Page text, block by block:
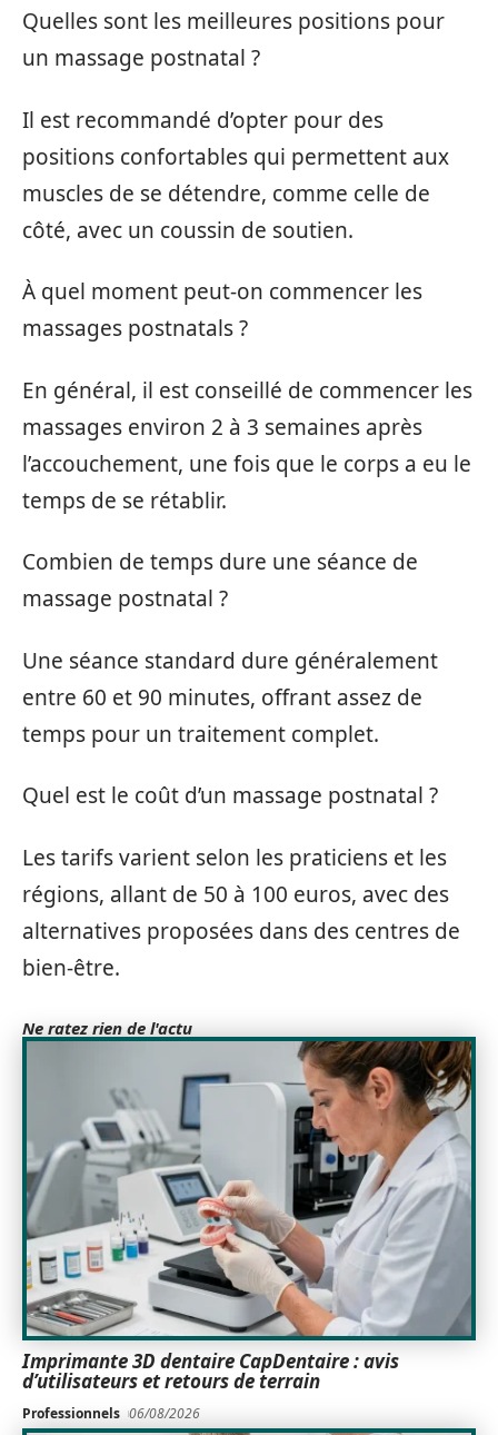
Quelles sont les meilleures positions pour
un massage postnatal ?
Il est recommandé d’opter pour des
positions confortables qui permettent aux
muscles de se détendre, comme celle de
côté, avec un coussin de soutien.
À quel moment peut-on commencer les
massages postnatals ?
En général, il est conseillé de commencer les
massages environ 2 à 3 semaines après
l’accouchement, une fois que le corps a eu le
temps de se rétablir.
Combien de temps dure une séance de
massage postnatal ?
Une séance standard dure généralement
entre 60 et 90 minutes, offrant assez de
temps pour un traitement complet.
Quel est le coût d’un massage postnatal ?
Les tarifs varient selon les praticiens et les
régions, allant de 50 à 100 euros, avec des
alternatives proposées dans des centres de
bien-être.
Ne ratez rien de l'actu
Imprimante 3D dentaire CapDentaire : avis
d’utilisateurs et retours de terrain
Professionnels 06/08/2026